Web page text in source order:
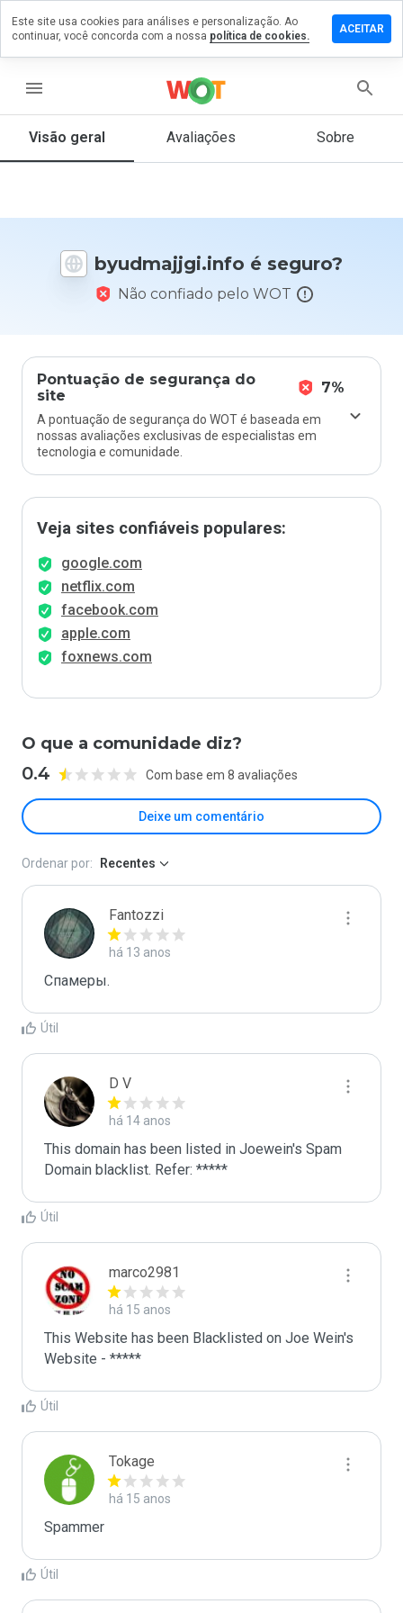
menu
Visão geral Avaliações Sobre
byudmajjgi.info é seguro?
Não confiado pelo WOT
Pontuação de segurança do
site
7%
A pontuação de segurança do WOT é baseada em
nossas avaliações exclusivas de especialistas em
tecnologia e comunidade.
Veja sites confiáveis populares:
google.com
netflix.com
facebook.com
apple.com
foxnews.com
O que a comunidade diz?
0.4 Com base em 8 avaliações
Deixe um comentário
um
em
De 1
nota
Ordenar por: Recentes
Fantozzi
há 13 anos
Спамеры.
Útil
D V
há 14 anos
This domain has been listed in Joewein's Spam
Domain blacklist. Refer: *****
Útil
marco2981
há 15 anos
This Website has been Blacklisted on Joe Wein's
Website - *****
Útil
Tokage
há 15 anos
Spammer
Útil
Este site usa cookies para análises e personalização. Ao
continuar, você concorda com a nossa política de cookies.
ACEITAR